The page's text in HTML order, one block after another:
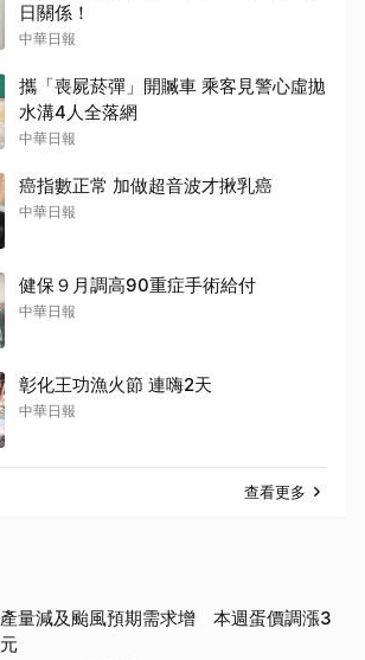
日關係！
中華日報
攜「喪屍菸彈」開贓車 乘客見警心虛拋
水溝4人全落網
中華日報
癌指數正常 加做超音波才揪乳癌
中華日報
健保９月調高90重症手術給付
中華日報
彰化王功漁火節 連嗨2天
中華日報
查看更多
產量減及颱風預期需求增 本週蛋價調漲3
元